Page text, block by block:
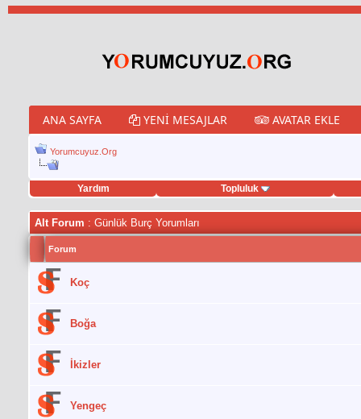
ANA SAYFA YENI MESAJLAR AVATAR EKLE
Yorumcuyuz.Org
Yardım Topluluk
porno izle twitter retweet hilesi
Alt Forum : Günlük Burç Yorumları
Forum
Koç
Boğa
İkizler
Yengeç